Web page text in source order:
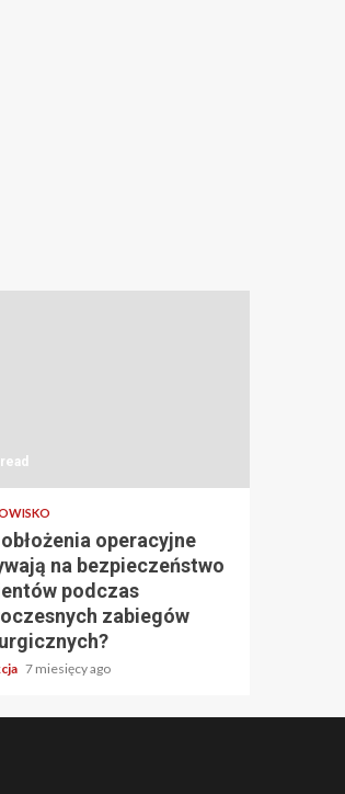
operacyjne
na bezpieczeństwo
podczas
zabiegów
7 miesięcy ago